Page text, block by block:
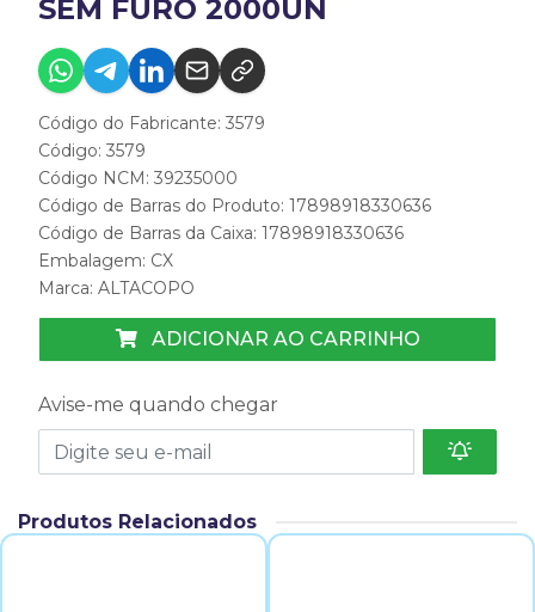
SEM FURO 2000UN
Código do Fabricante: 3579
Código: 3579
Código NCM: 39235000
Código de Barras do Produto: 17898918330636
Código de Barras da Caixa: 17898918330636
Embalagem: CX
Marca: ALTACOPO
ADICIONAR AO CARRINHO
Avise-me quando chegar
Produtos Relacionados